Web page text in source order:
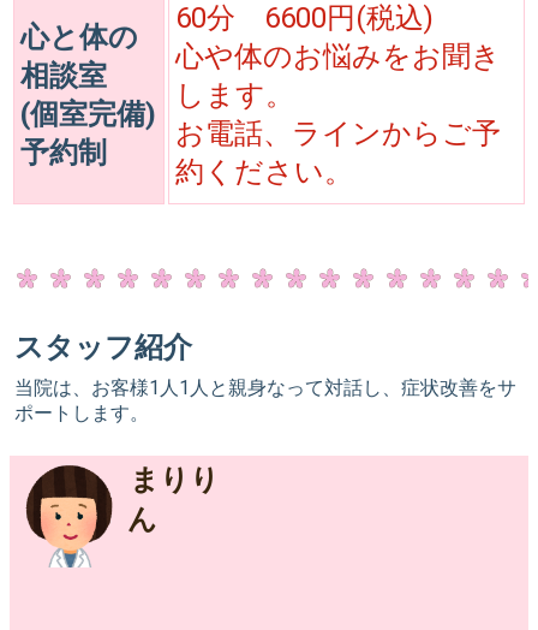
心と体の
相談室
(個室完備)
予約制
60分 6600円(税込)
心や体のお悩みをお聞き
します。
お電話、ラインからご予
約ください。
スタッフ紹介
当院は、お客様1人1人と親身なって対話し、症状改善をサ
ポートします。
まりり
ん